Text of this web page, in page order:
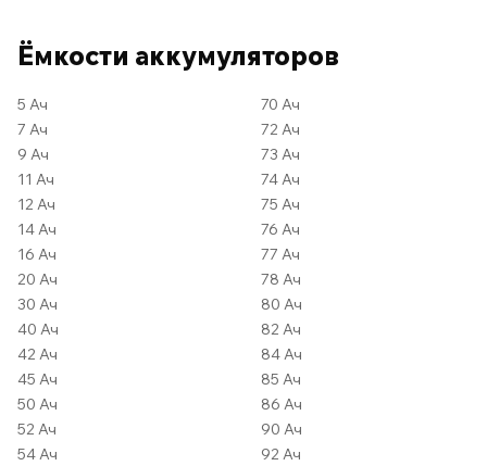
Ёмкости аккумуляторов
5 Ач
7 Ач
9 Ач
11 Ач
12 Ач
14 Ач
16 Ач
20 Ач
30 Ач
40 Ач
42 Ач
45 Ач
50 Ач
52 Ач
54 Ач
70 Ач
72 Ач
73 Ач
74 Ач
75 Ач
76 Ач
77 Ач
78 Ач
80 Ач
82 Ач
84 Ач
85 Ач
86 Ач
90 Ач
92 Ач